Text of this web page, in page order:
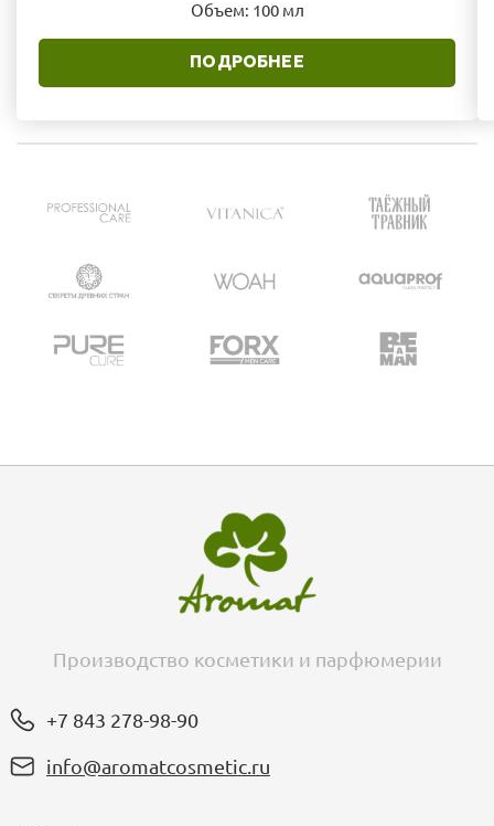
Объем: 100 мл
ПОДРОБНЕЕ
Производство косметики и парфюмерии
+7 843 278-98-90
info@aromatcosmetic.ru